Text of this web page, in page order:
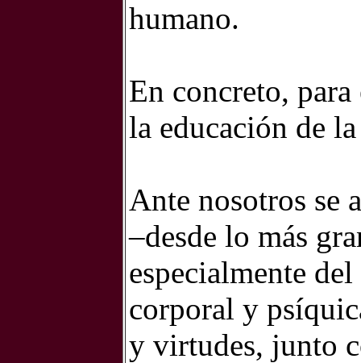
humano.
En concreto,
la educación de
Ante nosotros se
–desde lo más
especialmente del
corporal y
y virtudes, junto